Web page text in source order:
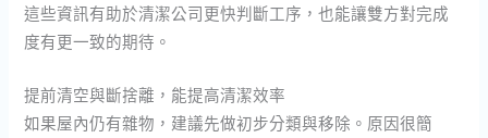
這些資訊有助於清潔公司更快判斷工序，也能讓雙方對完成
度有更一致的期待。
提前清空與斷捨離，能提高清潔效率
如果屋內仍有雜物，建議先做初步分類與移除。原因很簡